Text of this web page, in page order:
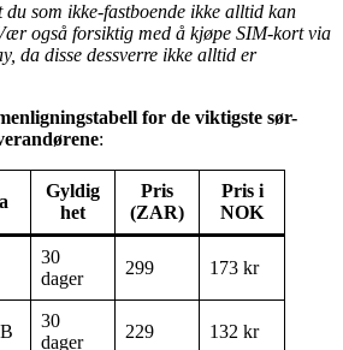
som ikke-fastboende ikke alltid kan
også forsiktig med å kjøpe SIM-kort via
da disse dessverre ikke alltid er
for de viktigste sør-
:
Gyldig
het
Pris
(ZAR)
Pris i
NOK
30
dager
299 173 kr
30
dager
229 132 kr